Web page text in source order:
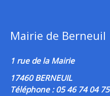
Mairie de Berneuil
1 rue de la Mairie
17460 BERNEUIL
Téléphone : 05 46 74 04 75